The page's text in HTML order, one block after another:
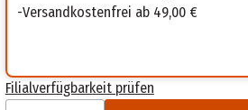
Versandkostenfrei ab 49,00 €
Filialverfügbarkeit prüfen